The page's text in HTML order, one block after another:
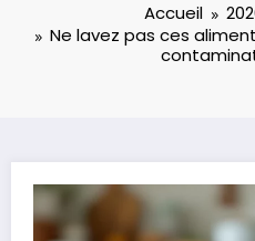
Accueil
Ne lavez pas ces